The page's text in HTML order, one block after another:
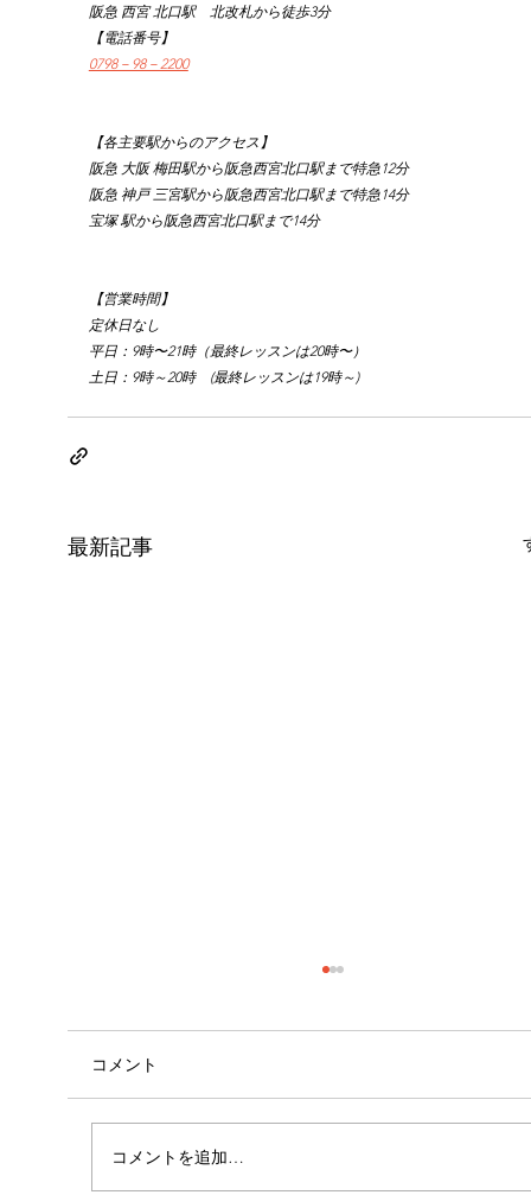
阪急 西宮 北口駅　北改札から徒歩3分
【電話番号】
0798－98－2200
【各主要駅からのアクセス】
阪急 大阪 梅田駅から阪急西宮北口駅まで特急12分
阪急 神戸 三宮駅から阪急西宮北口駅まで特急14分
宝塚 駅から阪急西宮北口駅まで14分
【営業時間】
定休日なし
平日：9時〜21時（最終レッスンは20時〜）
土日：9時～20時　(最終レッスンは19時～)
最新記事
コメント
コメントを追加…